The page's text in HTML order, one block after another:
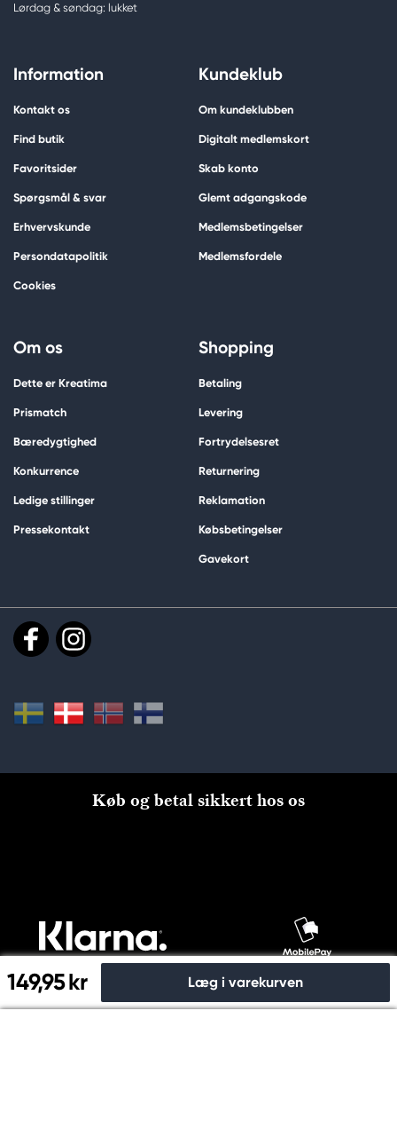
149,95 kr Læg i varekurven
Lørdag & søndag: lukket
Information
Kontakt os
Find butik
Favoritsider
Spørgsmål & svar
Erhvervskunde
Persondatapolitik
Cookies
Kundeklub
Om kundeklubben
Digitalt medlemskort
Skab konto
Glemt adgangskode
Medlemsbetingelser
Medlemsfordele
Om os
Dette er Kreatima
Prismatch
Bæredygtighed
Konkurrence
Ledige stillinger
Pressekontakt
Shopping
Betaling
Levering
Fortrydelsesret
Returnering
Reklamation
Købsbetingelser
Gavekort
Køb og betal sikkert hos os